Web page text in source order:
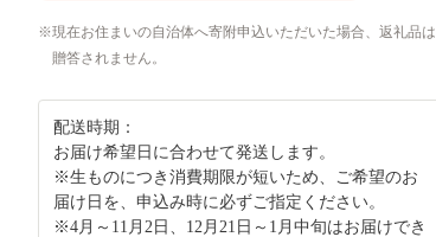
現在お住まいの自治体へ寄附申込いただいた場合、返礼品は
贈答されません。
配送時期：
お届け希望日に合わせて発送します。
※生ものにつき消費期限が短いため、ご希望のお
届け日を、申込み時に必ずご指定ください。
※4月～11月2日、12月21日～1月中旬はお届けでき